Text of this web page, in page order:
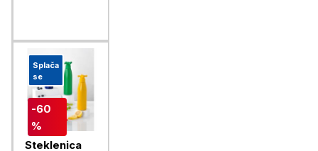
Splača
se
-60
%
Steklenica